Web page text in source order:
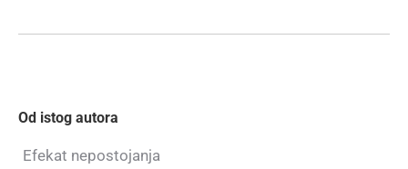
Od istog autora
Efekat nepostojanja